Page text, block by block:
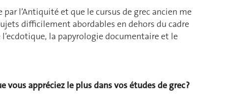
par l’Antiquité et que le cursus de grec ancien me
difficilement abordables en dehors du cadre
la papyrologie documentaire et le
vous appréciez le plus dans vos études de grec ?